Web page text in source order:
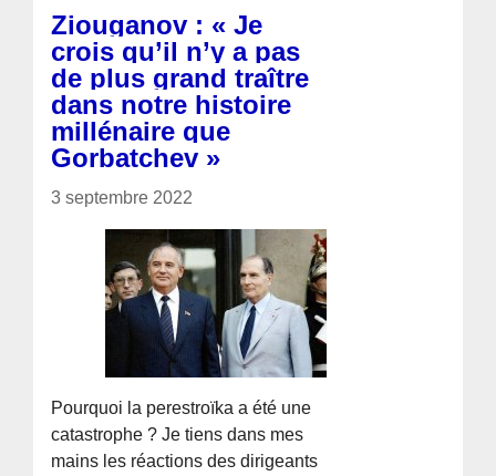
Ziouganov : « Je
crois qu’il n’y a pas
de plus grand traître
dans notre histoire
millénaire que
Gorbatchev »
3 septembre 2022
Pourquoi la perestroïka a été une
catastrophe ? Je tiens dans mes
mains les réactions des dirigeants